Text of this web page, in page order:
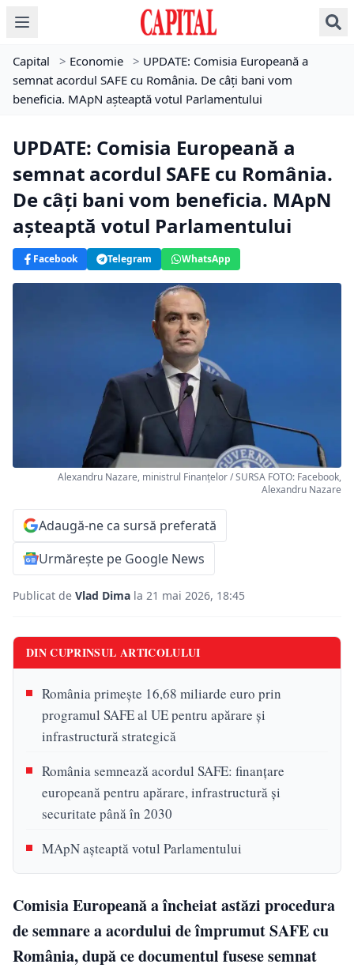
Capital > Economie > UPDATE: Comisia Europeană a
semnat acordul SAFE cu România. De câți bani vom
beneficia. MApN așteaptă votul Parlamentului
UPDATE: Comisia Europeană a
semnat acordul SAFE cu România.
De câți bani vom beneficia. MApN
așteaptă votul Parlamentului
Facebook Telegram WhatsApp
Alexandru Nazare, ministrul Finanțelor / SURSA FOTO: Facebook,
Alexandru Nazare
Adaugă-ne ca sursă preferată
Urmărește pe Google News
Publicat de Vlad Dima la 21 mai 2026, 18:45
DIN CUPRINSUL ARTICOLULUI
România primește 16,68 miliarde euro prin
programul SAFE al UE pentru apărare și
infrastructură strategică
România semnează acordul SAFE: finanțare
europeană pentru apărare, infrastructură și
securitate până în 2030
MApN așteaptă votul Parlamentului
Comisia Europeană a încheiat astăzi procedura
de semnare a acordului de împrumut SAFE cu
România, după ce documentul fusese semnat